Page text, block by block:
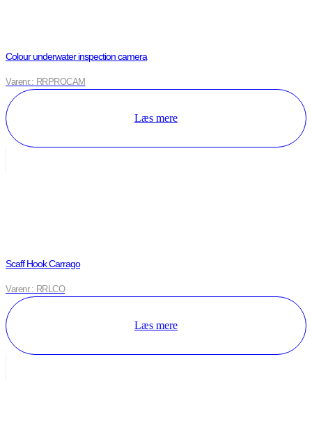
Colour underwater inspection camera
Varenr.: RRPROCAM
Læs mere
Scaff Hook Carrago
Varenr.: RRLCO
Læs mere